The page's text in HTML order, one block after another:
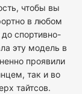
чтобы вы
в любом
спортивно-
эту модель в
проявили
так и во
тайтсов.